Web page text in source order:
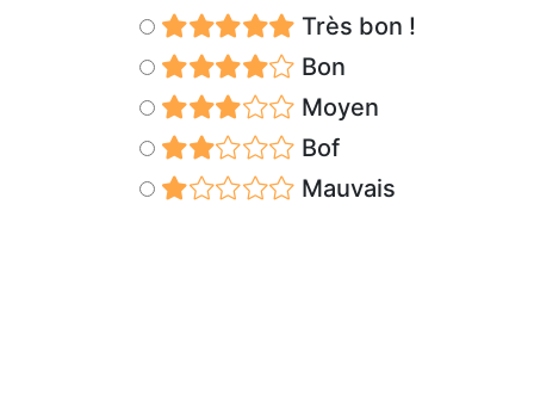
Très bon !
Bon
Moyen
Bof
Mauvais